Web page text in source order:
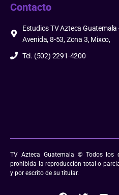
Contacto
Estudios TV Azteca Guatemala
Avenida, 8-53, Zona 3, Mixco,
Tel. (502) 2291-4200
TV Azteca Guatemala © Todos los
prohibida la reproducción total o
y por escrito de su titular.